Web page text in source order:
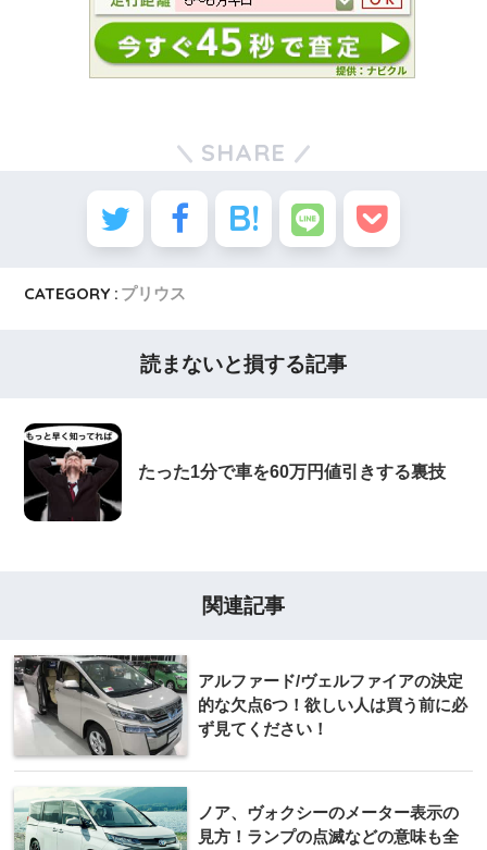
SHARE
CATEGORY : プリウス
読まないと損する記事
たった1分で車を60万円値引きする裏技
関連記事
アルファード/ヴェルファイアの決定
的な欠点6つ！欲しい人は買う前に必
ず見てください！
ノア、ヴォクシーのメーター表示の
見方！ランプの点滅などの意味も全